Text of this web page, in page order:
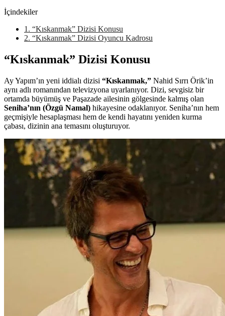
İçindekiler
1. “Kıskanmak” Dizisi Konusu
2. “Kıskanmak” Dizisi Oyuncu Kadrosu
“Kıskanmak” Dizisi Konusu
Ay Yapım’ın yeni iddialı dizisi “Kıskanmak,” Nahid Sırrı Örik’in
aynı adlı romanından televizyona uyarlanıyor. Dizi, sevgisiz bir
ortamda büyümüş ve Paşazade ailesinin gölgesinde kalmış olan
Seniha’nın (Özgü Namal) hikayesine odaklanıyor. Seniha’nın hem
geçmişiyle hesaplaşması hem de kendi hayatını yeniden kurma
çabası, dizinin ana temasını oluşturuyor.